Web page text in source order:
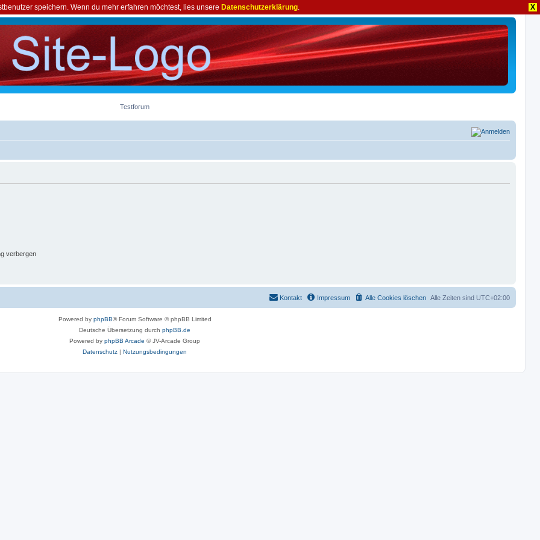
speichern. Wenn du mehr erfahren möchtest, lies unsere Datenschutzerklärung. X
Testforum
Anmelden
verbergen
Alle Zeiten sind UTC+02:00
Alle Cookies löschen
Impressum
Kontakt
Powered by phpBB® Forum Software © phpBB Limited
Deutsche Übersetzung durchphpBB.de
Powered byphpBB Arcade © JV-Arcade Group
Datenschutz |Nutzungsbedingungen